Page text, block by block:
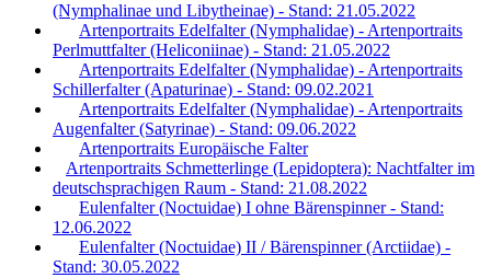
(Nymphalinae und Libytheinae) - Stand: 21.05.2022
Artenportraits Edelfalter (Nymphalidae) - Artenportraits
Perlmuttfalter (Heliconiinae) - Stand: 21.05.2022
Artenportraits Edelfalter (Nymphalidae) - Artenportraits
Schillerfalter (Apaturinae) - Stand: 09.02.2021
Artenportraits Edelfalter (Nymphalidae) - Artenportraits
Augenfalter (Satyrinae) - Stand: 09.06.2022
Artenportraits Europäische Falter
Artenportraits Schmetterlinge (Lepidoptera): Nachtfalter im
deutschsprachigen Raum - Stand: 21.08.2022
Eulenfalter (Noctuidae) I ohne Bärenspinner - Stand:
12.06.2022
Eulenfalter (Noctuidae) II / Bärenspinner (Arctiidae) -
Stand: 30.05.2022